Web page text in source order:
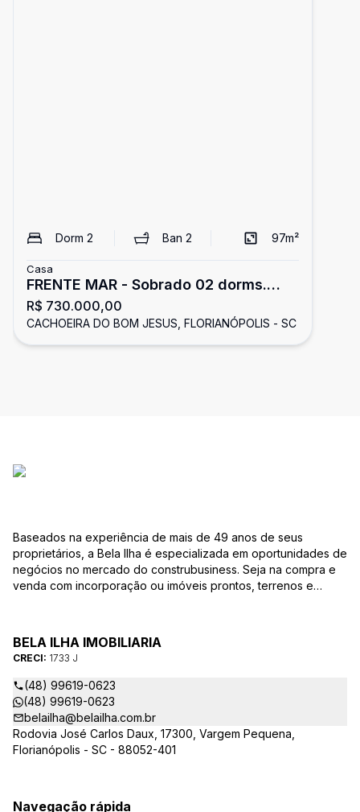
Dorm 2 Ban2 97m²
Casa
FRENTE MAR - Sobrado 02 dorms.
mobiliado na Cachoeira do Bom
Jesus
R$ 730.000,00
CACHOEIRA DO BOM JESUS, FLORIANÓPOLIS - SC
Baseados na experiência de mais de 49 anos de seus
proprietários, a Bela Ilha é especializada em oportunidades de
negócios no mercado do construbusiness. Seja na compra e
venda com incorporação ou imóveis prontos, terrenos e
para uso próprio. Consulte-nos. Com ÉTICA e SIGILO
ABSOLUTO encontraremos a melhor solução para os seus
investimentos. Seja muito bem-vindo!
BELA ILHA IMOBILIARIA
CRECI: 1733 J
(48) 99619-0623
(48) 99619-0623
belailha@belailha.com.br
Rodovia José Carlos Daux, 17300, Vargem Pequena,
Florianópolis - SC - 88052-401
Navegação rápida